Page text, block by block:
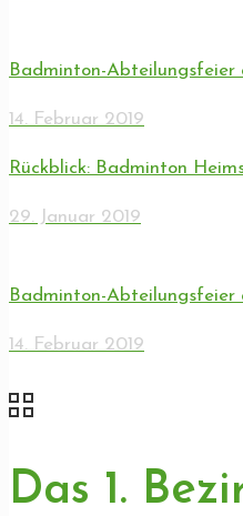
Badminton-Abteilungsfeier
14. Februar 2019
Rückblick: Badminton
29. Januar 2019
Badminton-Abteilungsfeier
14. Februar 2019
Das 1.